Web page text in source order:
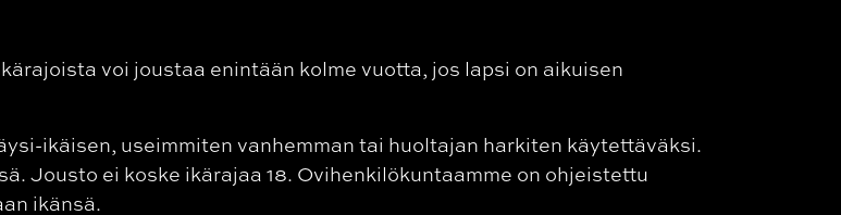
voi joustaa enintään kolme vuotta, jos lapsi on aikuisen
ikäisen, useimmiten vanhemman tai huoltajan harkiten käytettäväksi.
Jousto ei koske ikärajaa 18. Ovihenkilökuntaamme on ohjeistettu
ikänsä.